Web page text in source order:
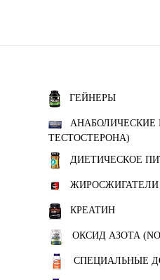
ГЕЙНЕРЫ
ТЕСТОСТЕРОНА)
ДИЕТИЧЕСКОЕ
ЖИРОСЖИГАТЕЛИ
КРЕАТИН
ОКСИД АЗОТА
СПЕЦИАЛЬНЫЕ